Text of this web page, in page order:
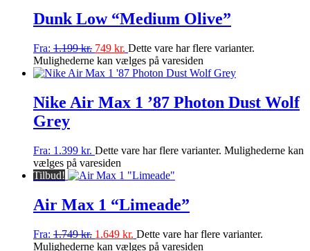
Dunk Low “Medium Olive”
Fra: 1.199kr. 749 kr. Dette vare har flere varianter.
Mulighederne kan vælges på varesiden
Nike Air Max 1 ’87 Photon Dust Wolf
Grey
Fra: 1.399 kr. Dette vare har flere varianter. Mulighederne kan
vælges på varesiden
Tilbud!
Air Max 1 “Limeade”
Fra: 1.749kr. 1.649 kr. Dette vare har flere varianter.
Mulighederne kan vælges på varesiden